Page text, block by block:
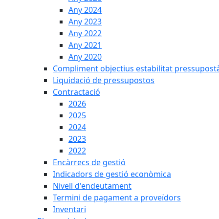
Any 2024
Any 2023
Any 2022
Any 2021
Any 2020
Compliment objectius estabilitat
Liquidació de pressupostos
Contractació
2026
2025
2024
2023
2022
Encàrrecs de gestió
Indicadors de gestió econòmica
Nivell d'endeutament
Termini de pagament a proveïdors
Inventari